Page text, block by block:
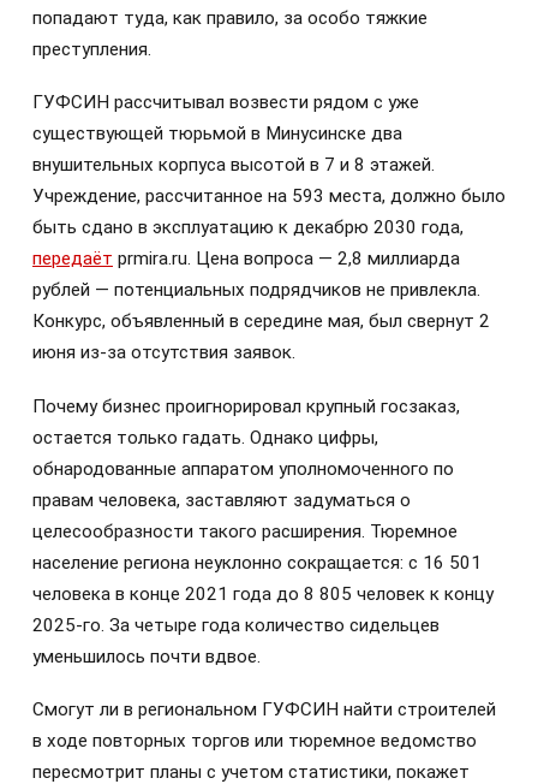
попадают туда, как правило, за особо тяжкие
преступления.
ГУФСИН рассчитывал возвести рядом с уже
существующей тюрьмой в Минусинске два
внушительных корпуса высотой в 7 и 8 этажей.
Учреждение, рассчитанное на 593 места, должно было
быть сдано в эксплуатацию к декабрю 2030 года,
передаёт prmira.ru. Цена вопроса — 2,8 миллиарда
рублей — потенциальных подрядчиков не привлекла.
Конкурс, объявленный в середине мая, был свернут 2
июня из-за отсутствия заявок.
Почему бизнес проигнорировал крупный госзаказ,
остается только гадать. Однако цифры,
обнародованные аппаратом уполномоченного по
правам человека, заставляют задуматься о
целесообразности такого расширения. Тюремное
население региона неуклонно сокращается: с 16 501
человека в конце 2021 года до 8 805 человек к концу
2025-го. За четыре года количество сидельцев
уменьшилось почти вдвое.
Смогут ли в региональном ГУФСИН найти строителей
в ходе повторных торгов или тюремное ведомство
пересмотрит планы с учетом статистики, покажет